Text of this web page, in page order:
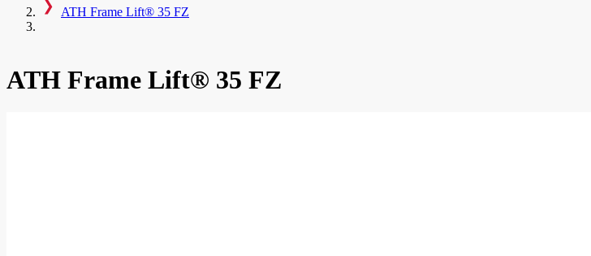
ATH Frame Lift® 35 FZ
ATH Frame Lift® 35 FZ